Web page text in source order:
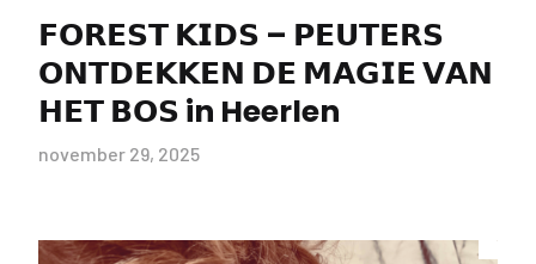
𝗙𝗢𝗥𝗘𝗦𝗧 𝗞𝗜𝗗𝗦 – 𝗣𝗘𝗨𝗧𝗘𝗥𝗦
𝗢𝗡𝗧𝗗𝗘𝗞𝗞𝗘𝗡 𝗗𝗘 𝗠𝗔𝗚𝗜𝗘 𝗩𝗔𝗡
𝗛𝗘𝗧 𝗕𝗢𝗦 in Heerlen
november 29, 2025